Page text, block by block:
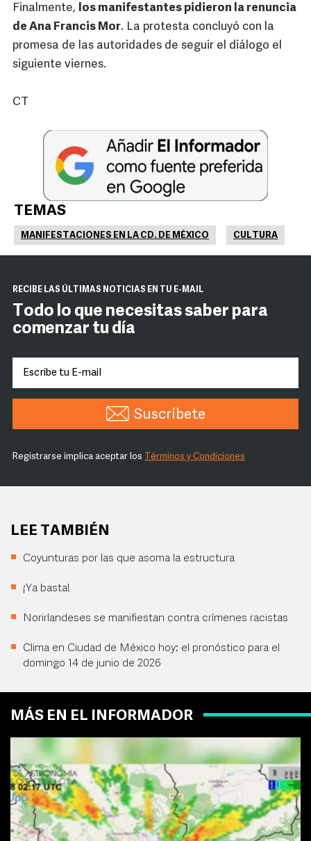
Finalmente, los manifestantes pidieron la renuncia
de Ana Francis Mor. La protesta concluyó con la
promesa de las autoridades de seguir el diálogo el
siguiente viernes.
CT
TEMAS
MANIFESTACIONES EN LA CD. DE MÉXICO CULTURA
RECIBE LAS ÚLTIMAS NOTICIAS EN TU E-MAIL
Todo lo que necesitas saber para
comenzar tu día
Suscríbete
Registrarse implica aceptar los Términos y Condiciones
LEE TAMBIÉN
Coyunturas por las que asoma la estructura
¡Ya basta!
Norirlandeses se manifiestan contra crímenes racistas
Clima en Ciudad de México hoy: el pronóstico para el
domingo 14 de junio de 2026
MÁS EN EL INFORMADOR